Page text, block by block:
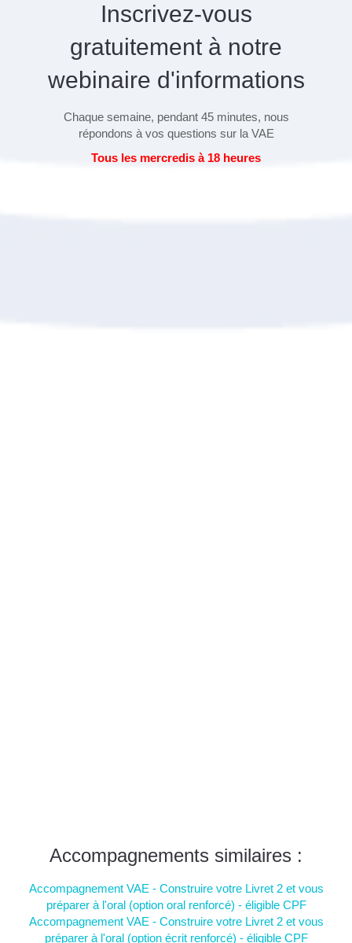
Inscrivez-vous
gratuitement à notre
webinaire d'informations
Chaque semaine, pendant 45 minutes, nous
répondons à vos questions sur la VAE
Tous les mercredis à 18 heures
Accompagnements similaires :
Accompagnement VAE - Construire votre Livret 2 et vous
préparer à l'oral (option oral renforcé) - éligible CPF
Accompagnement VAE - Construire votre Livret 2 et vous
préparer à l'oral (option écrit renforcé) - éligible CPF